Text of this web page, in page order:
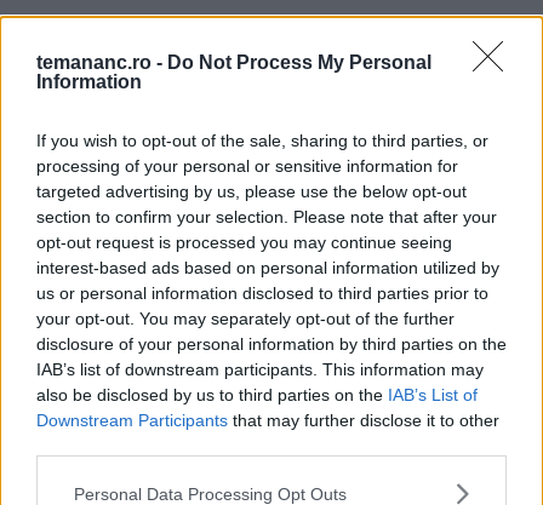
temananc.ro - Do Not Process My Personal
Information
If you wish to opt-out of the sale, sharing to third parties, or
processing of your personal or sensitive information for
targeted advertising by us, please use the below opt-out
section to confirm your selection. Please note that after your
opt-out request is processed you may continue seeing
interest-based ads based on personal information utilized by
us or personal information disclosed to third parties prior to
your opt-out. You may separately opt-out of the further
disclosure of your personal information by third parties on the
IAB’s list of downstream participants. This information may
also be disclosed by us to third parties on the IAB’s List of
Downstream Participants that may further disclose it to other
Personal Data Processing Opt Outs
Te-ar mai putea interesa
Prăjitură simplă cu nuci și mere. Un
desert delicios și ușor de preparat
Prăjitură cu mere și scorțișoară.